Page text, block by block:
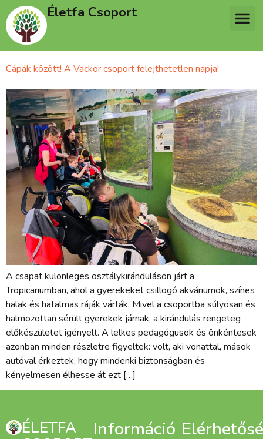
Életfa Csoport
Cápák között! A Vackor csoport felejthetetlen napja!
A csapat különleges osztálykiránduláson járt a
Tropicariumban, ahol a gyerekeket csillogó akváriumok, színes
halak és hatalmas ráják várták. Mivel a csoportba súlyosan és
halmozottan sérült gyerekek járnak, a kirándulás rengeteg
előkészületet igényelt. A lelkes pedagógusok és önkéntesek
azonban minden részletre figyeltek: volt, aki vonattal, mások
autóval érkeztek, hogy mindenki biztonságban és
kényelmesen élhesse át ezt […]
ÉLETFA
Információ